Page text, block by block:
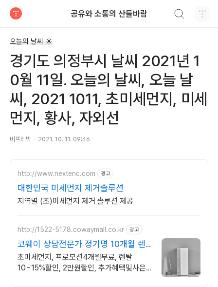
공유와 소통의 산들바람
오늘의 날씨 ☀
경기도 의정부시 날씨 2021년 1
0월 11일. 오늘의 날씨, 오늘 날
씨, 2021 1011, 초미세먼지, 미세
먼지, 황사, 자외선
비프리박 2021. 10. 11. 09:46
http://www.nextenc.com 광고
대한민국 미세먼지 제거솔루션
지역별 (초)미세먼지 제거 솔루션 제공
http://1522-5178.cowaymall.co.kr 광고
코웨이 상담전문가 정기명 10개월 렌
탈료 면제!
초미세먼지, 프로모션4개월무료, 렌탈
10~15%할인, 2만원할인, 추가혜택및사은